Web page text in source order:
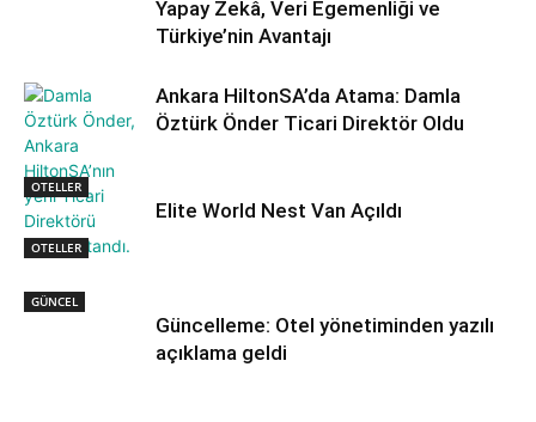
Yapay Zekâ, Veri Egemenliği ve
Türkiye’nin Avantajı
OTELLER
Ankara HiltonSA’da Atama: Damla
Öztürk Önder Ticari Direktör Oldu
OTELLER
Elite World Nest Van Açıldı
GÜNCEL
Güncelleme: Otel yönetiminden yazılı
açıklama geldi